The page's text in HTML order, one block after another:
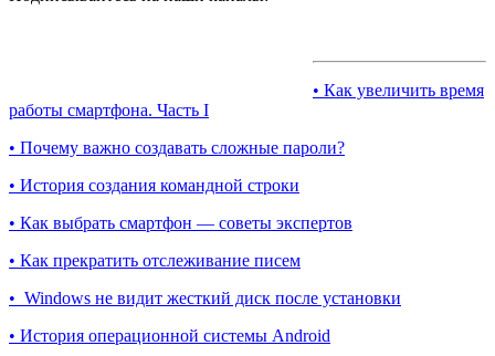
• Как увеличить время
работы смартфона. Часть I
• Почему важно создавать сложные пароли?
• История создания командной строки
• Как выбрать смартфон — советы экспертов
• Как прекратить отслеживание писем
• Windows не видит жесткий диск после установки
• История операционной системы Android